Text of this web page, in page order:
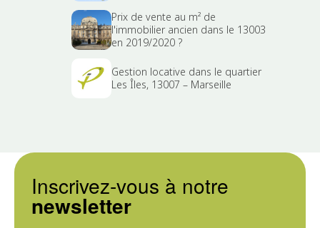
Prix de vente au m² de
l'immobilier ancien dans le 13003
en 2019/2020 ?
Gestion locative dans le quartier
Les Îles, 13007 – Marseille
Inscrivez-vous à notre
newsletter